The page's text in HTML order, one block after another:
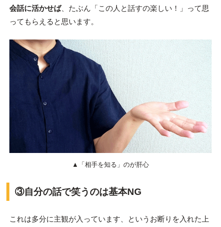
会話に活かせば、たぶん「この人と話すの楽しい！」って思
ってもらえると思います。
▲「相手を知る」のが肝心
③自分の話で笑うのは基本NG
これは多分に主観が入っています、というお断りを入れた上